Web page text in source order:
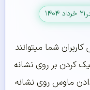
۲۱ خرداد ۱۴۰۴
شما میتوانند
کردن بر روی نشانه
یا با حرکت دادن ماوس روی نشانه